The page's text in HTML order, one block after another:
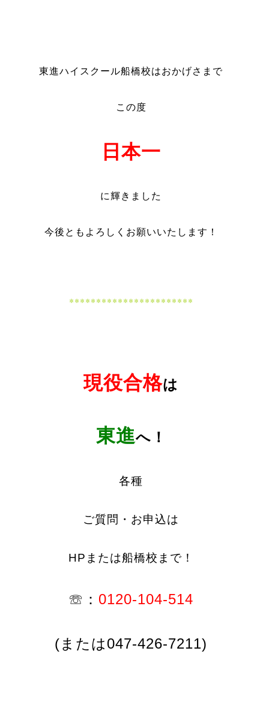
東進ハイスクール船橋校はおかげさまで
この度
日本一
に輝きました
今後ともよろしくお願いいたします！
***********************
現役合格は
東進へ！
各種
ご質問・お申込は
HPまたは船橋校まで！
☏： 0120-104-514
(または047-426-7211)